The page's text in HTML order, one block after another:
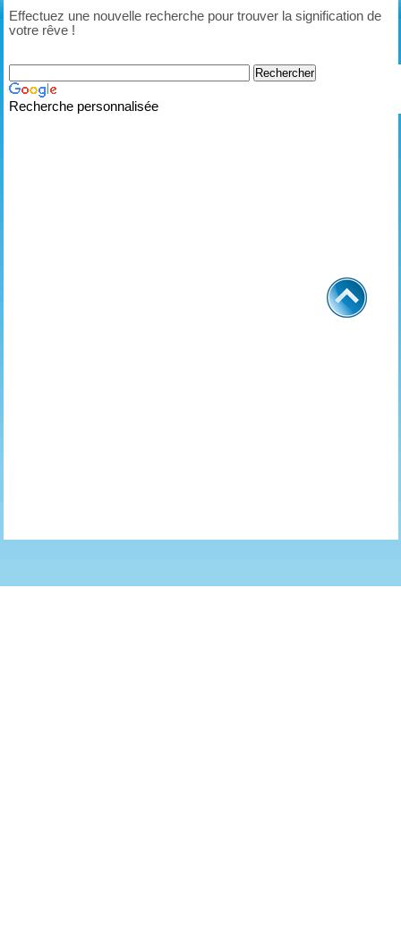
Effectuez une nouvelle recherche pour trouver la signification de
votre rêve !
Recherche personnalisée